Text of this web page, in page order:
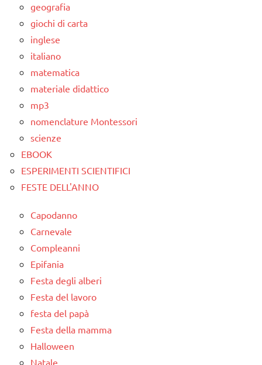
geografia
giochi di carta
inglese
italiano
matematica
materiale didattico
mp3
nomenclature Montessori
scienze
EBOOK
ESPERIMENTI SCIENTIFICI
FESTE DELL'ANNO
Capodanno
Carnevale
Compleanni
Epifania
Festa degli alberi
Festa del lavoro
festa del papà
Festa della mamma
Halloween
Natale